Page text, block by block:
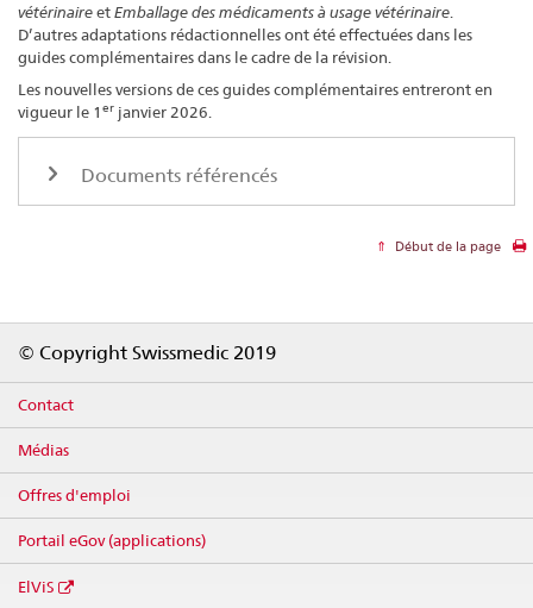
vétérinaireetEmballage des médicaments à usage vétérinaire
D’autres adaptations rédactionnelles ont été effectuées dans les
guides complémentaires dans le cadre de la révision.
Les nouvelles versions de ces guides complémentaires entreront en
vigueur le 1 er janvier 2026.
Documents référencés
Début de la page
© Copyright Swissmedic 2019
Contact
Médias
Offres d'emploi
Portail eGov (applications)
ElViS